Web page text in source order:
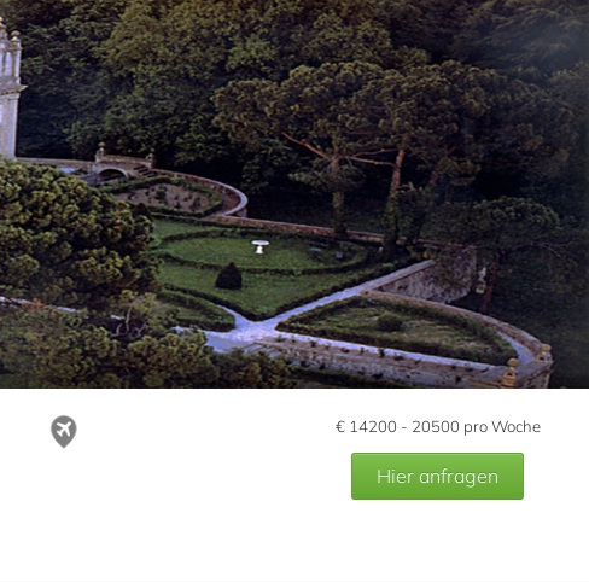
€ 14200 - 20500 pro Woche
Hier anfragen